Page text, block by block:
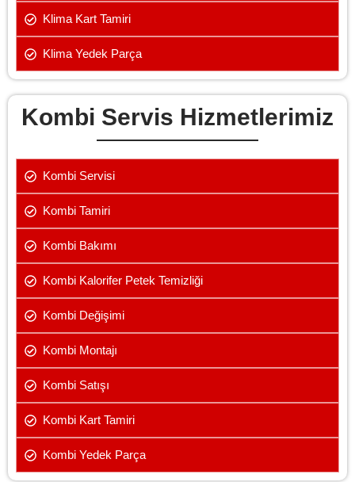
Klima Kart Tamiri
Klima Yedek Parça
Kombi Servis Hizmetlerimiz
Kombi Servisi
Kombi Tamiri
Kombi Bakımı
Kombi Kalorifer Petek Temizliği
Kombi Değişimi
Kombi Montajı
Kombi Satışı
Kombi Kart Tamiri
Kombi Yedek Parça